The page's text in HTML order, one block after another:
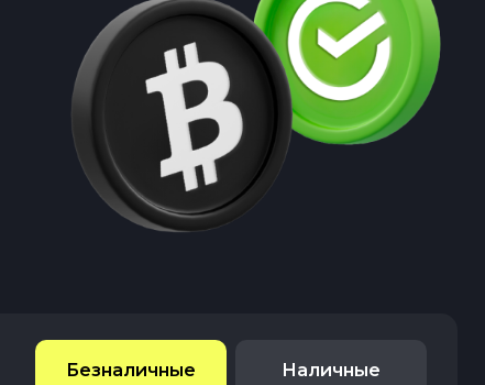
Безналичные Наличные